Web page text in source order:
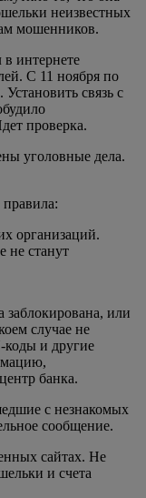
неизвестных
мошенников.
интернете
С 11 ноября по
связь с
проверка.
уголовные дела.
организаций.
не станут
заблокирована, или
случае не
коды и другие
банка.
с незнакомых
сообщение.
сайтах. Не
и счета